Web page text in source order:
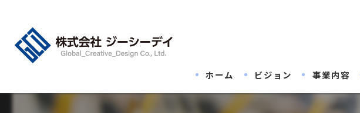
ホーム ビジョン 事業内容